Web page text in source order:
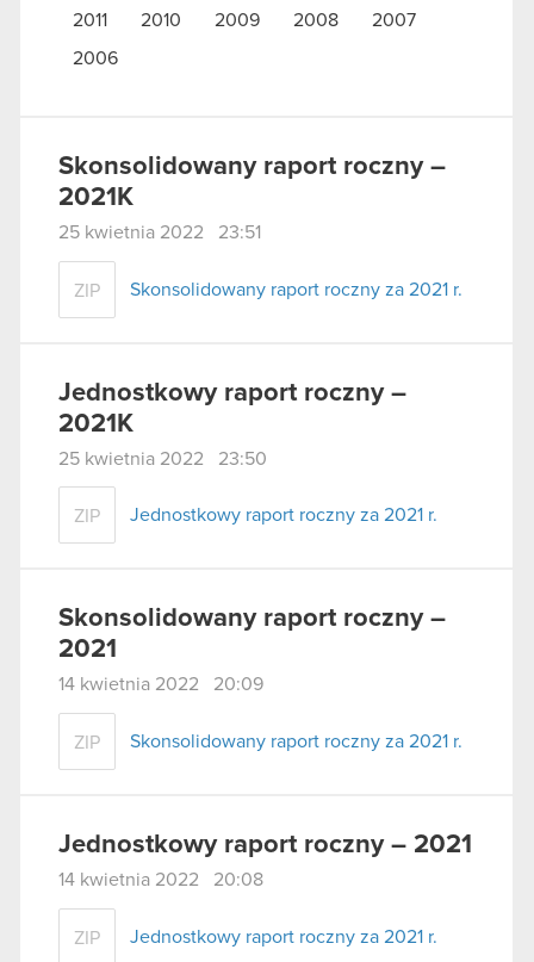
2011
2010 2009 2008
2007
2006
Skonsolidowany raport roczny –
2021K
25 kwietnia 2022 23:51
ZIP Skonsolidowany raport roczny za 2021 r.
Jednostkowy raport roczny –
2021K
25 kwietnia 2022 23:50
ZIP Jednostkowy raport roczny za 2021 r.
Skonsolidowany raport roczny –
2021
14 kwietnia 2022 20:09
ZIP Skonsolidowany raport roczny za 2021 r.
Jednostkowy raport roczny – 2021
14 kwietnia 2022 20:08
ZIP Jednostkowy raport roczny za 2021 r.